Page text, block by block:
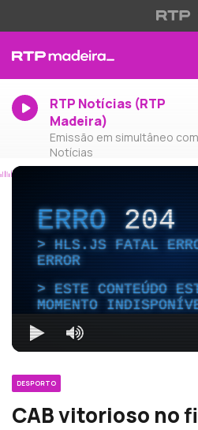
RTP Notícias (RTP
Madeira)
Emissão em simultâneo
Notícias
ERRO204
HLS.JS FATAL
ERROR
ESTE CONTEÚDO
MOMENTO
DESPORTO
CAB vitorioso no